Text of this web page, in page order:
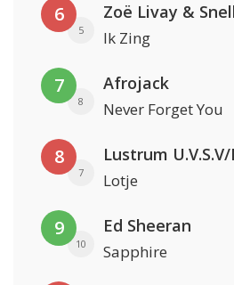
6
5
Zoë Livay &
Ik Zing
7
8
Afrojack
Never Forget You
8
7 Lotje
9
10
Ed Sheeran
Sapphire